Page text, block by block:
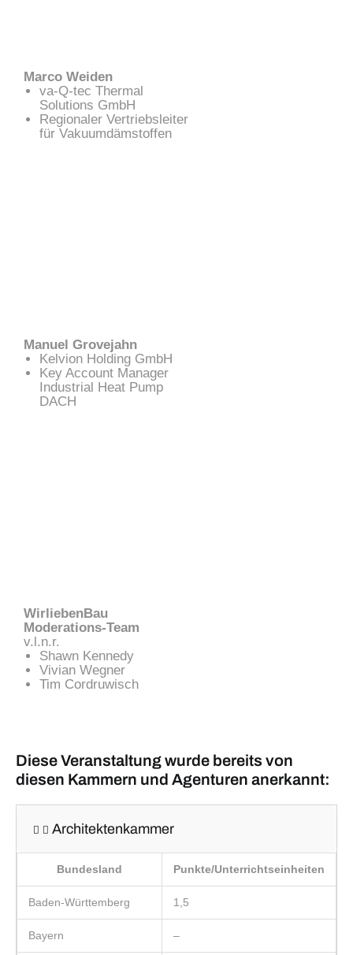
Marco Weiden
va-Q-tec Thermal
Solutions GmbH
Regionaler Vertriebsleiter
für Vakuumdämstoffen
Manuel Grovejahn
Kelvion Holding GmbH
Key Account Manager
Industrial Heat Pump
DACH
WirliebenBau
Moderations-Team
v.l.n.r.
Shawn Kennedy
Vivian Wegner
Tim Cordruwisch
Diese Veranstaltung wurde bereits von
diesen Kammern und Agenturen anerkannt:
Architektenkammer
Bundesland Punkte/Unterrichtseinheiten
Baden-Württemberg 1,5
Bayern –